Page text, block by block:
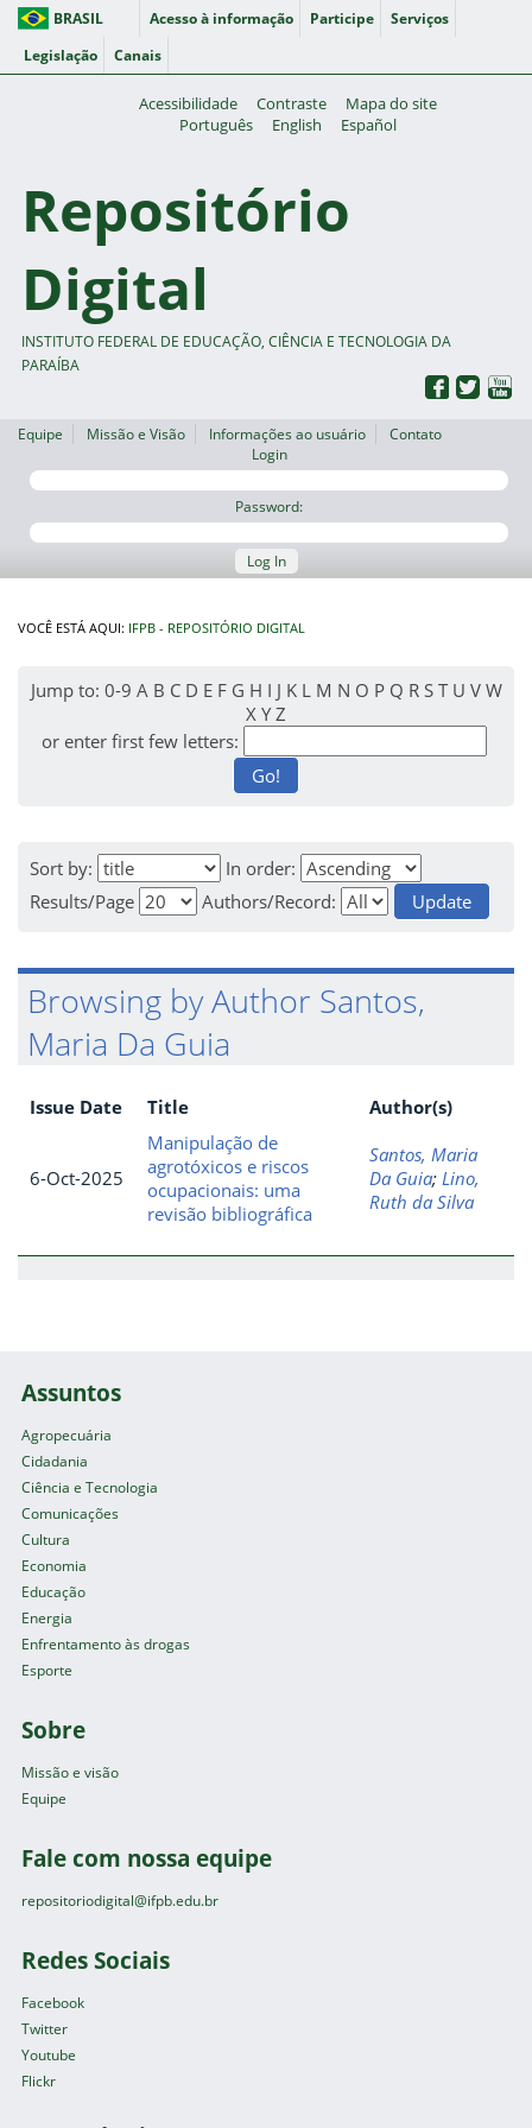
BRASIL Acesso à informação Participe
Serviços
Legislação
Canais
Acessibilidade Contraste
Mapa do site
Português
English Español
Repositório
Digital
INSTITUTO FEDERAL DE EDUCAÇÃO, CIÊNCIA E TECNOLOGIA DA
PARAÍBA
Equipe Missão e Visão Informações ao usuário
Contato
Login
Password:
Log In
VOCÊ ESTÁ AQUI: IFPB - REPOSITÓRIO DIGITAL
Jump to: 0-9 A B C D E F G H I J K L M N O P Q R S T U V W
X Y Z
or enter first few letters:
Sort by:
In order:
Results/Page
Authors/Record:
Browsing by Author Santos,
Maria Da Guia
Issue Date Title Author(s)
6-Oct-2025
Manipulação de
agrotóxicos e riscos
ocupacionais: uma
revisão bibliográfica
Santos, Maria
Da Guia; Lino,
Ruth da Silva
Assuntos
Agropecuária
Cidadania
Ciência e Tecnologia
Comunicações
Cultura
Economia
Educação
Energia
Enfrentamento às drogas
Esporte
Sobre
Missão e visão
Equipe
Fale com nossa equipe
repositoriodigital@ifpb.edu.br
Redes Sociais
Facebook
Twitter
Youtube
Flickr